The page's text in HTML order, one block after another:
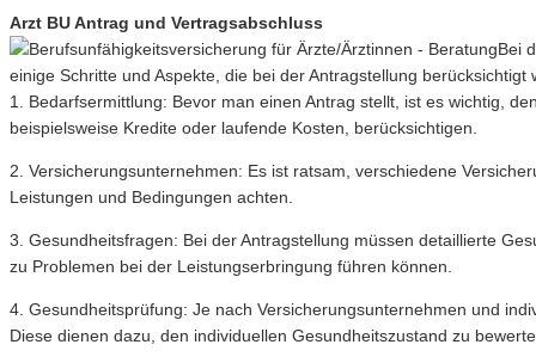
Arzt BU Antrag und Vertragsabschluss
Bei
einige Schritte und Aspekte, die bei der Antragstellung berücksichtigt
1. Bedarfsermittlung: Bevor man einen Antrag stellt, ist es wichtig,
beispielsweise Kredite oder laufende Kosten, berücksichtigen.
2. Versicherungsunternehmen: Es ist ratsam, verschiedene
Leistungen und Bedingungen achten.
3. Gesundheitsfragen: Bei der Antragstellung müssen detaillierte
zu Problemen bei der Leistungserbringung führen können.
4. Gesundheitsprüfung: Je nach Versicherungsunternehmen und
Diese dienen dazu, den individuellen Gesundheitszustand zu